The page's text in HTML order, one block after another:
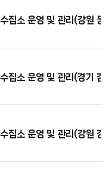
집소 운영 및 관리(강원 동
집소 운영 및 관리(경기 김
집소 운영 및 관리(강원 강